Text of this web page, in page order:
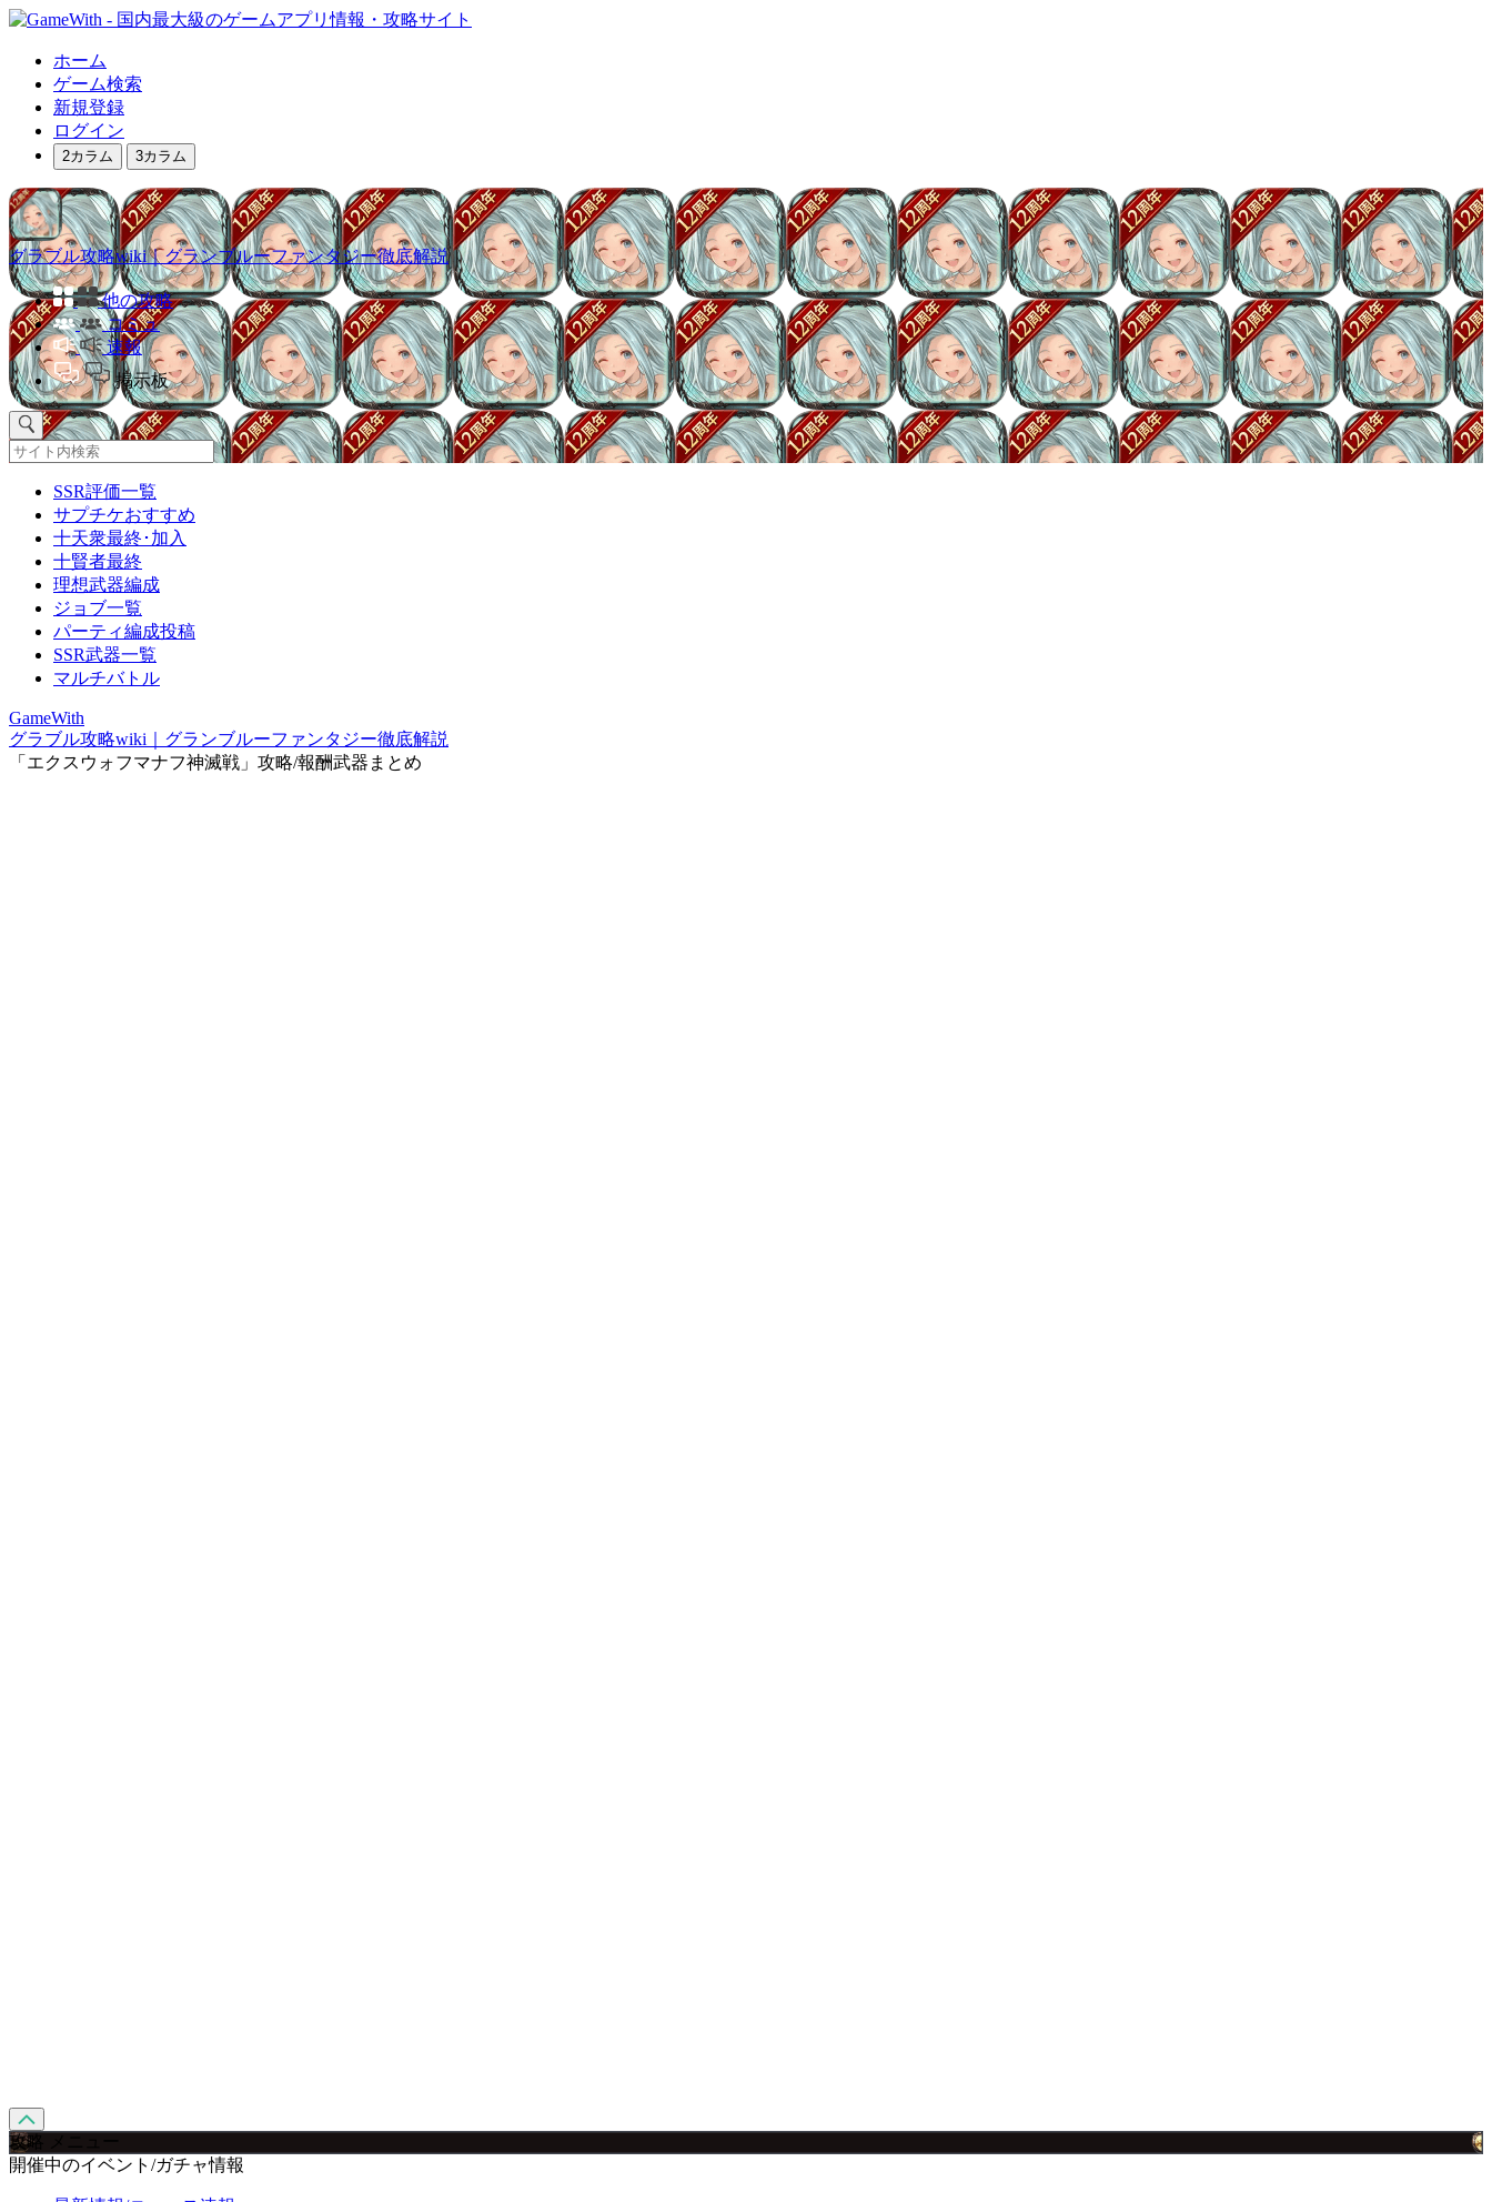
ホーム
ゲーム検索
新規登録
ログイン
2カラム 3カラム
グラブル攻略wiki｜グランブルーファンタジー徹底解説
他の攻略
コミュ
速報
掲示板
SSR評価一覧
サプチケおすすめ
十天衆最終･加入
十賢者最終
理想武器編成
ジョブ一覧
パーティ編成投稿
SSR武器一覧
マルチバトル
GameWith
グラブル攻略wiki｜グランブルーファンタジー徹底解説
「エクスウォフマナフ神滅戦」攻略/報酬武器まとめ
攻略 メニュー
開催中のイベント/ガチャ情報